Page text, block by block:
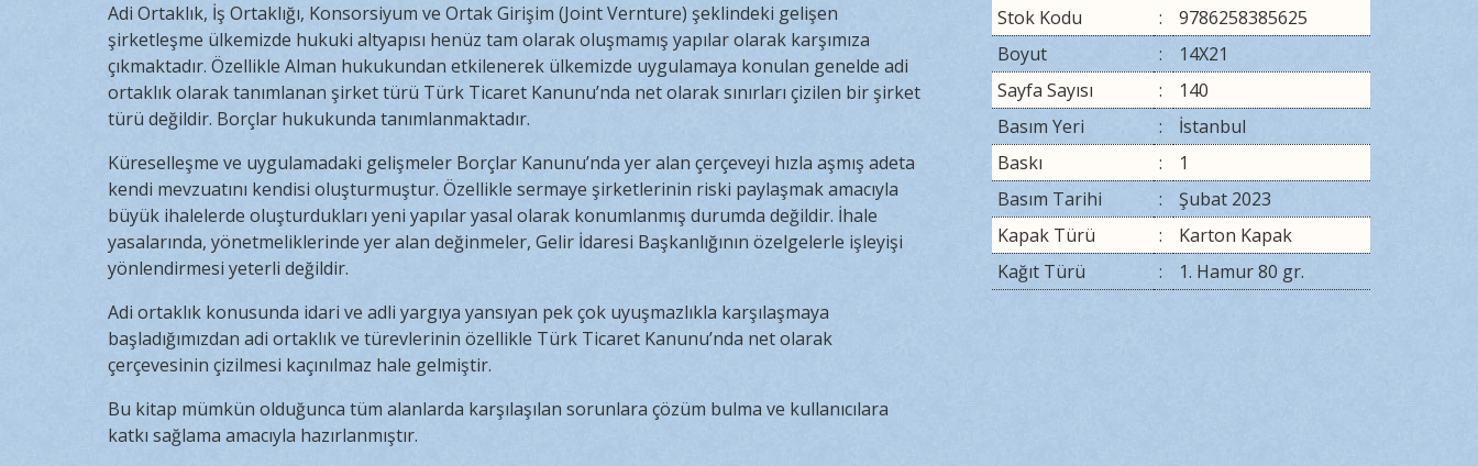
Adi Ortaklık, İş Ortaklığı, Konsorsiyum ve Ortak Girişim (Joint Vernture) şeklindeki gelişen
şirketleşme ülkemizde hukuki altyapısı henüz tam olarak oluşmamış yapılar olarak karşımıza
çıkmaktadır. Özellikle Alman hukukundan etkilenerek ülkemizde uygulamaya konulan genelde adi
ortaklık olarak tanımlanan şirket türü Türk Ticaret Kanunu’nda net olarak sınırları çizilen bir şirket
türü değildir. Borçlar hukukunda tanımlanmaktadır.
Küreselleşme ve uygulamadaki gelişmeler Borçlar Kanunu’nda yer alan çerçeveyi hızla aşmış adeta
kendi mevzuatını kendisi oluşturmuştur. Özellikle sermaye şirketlerinin riski paylaşmak amacıyla
büyük ihalelerde oluşturdukları yeni yapılar yasal olarak konumlanmış durumda değildir. İhale
yasalarında, yönetmeliklerinde yer alan değinmeler, Gelir İdaresi Başkanlığının özelgelerle işleyişi
yönlendirmesi yeterli değildir.
Adi ortaklık konusunda idari ve adli yargıya yansıyan pek çok uyuşmazlıkla karşılaşmaya
başladığımızdan adi ortaklık ve türevlerinin özellikle Türk Ticaret Kanunu’nda net olarak
çerçevesinin çizilmesi kaçınılmaz hale gelmiştir.
Bu kitap mümkün olduğunca tüm alanlarda karşılaşılan sorunlara çözüm bulma ve kullanıcılara
katkı sağlama amacıyla hazırlanmıştır.
Stok Kodu :
9786258385625
Boyut
:
14X21
Sayfa Sayısı
:
140
Basım Yeri
:
İstanbul
Baskı
:
1
Basım Tarihi
:
Şubat 2023
Kapak Türü
:
Karton Kapak
Kağıt Türü
: 1. Hamur 80 gr.